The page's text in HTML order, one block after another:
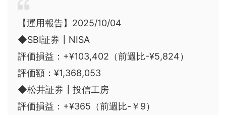
【運用報告】2025/10/04
◆SBI証券┃NISA
評価損益：+¥103,402（前週比-¥5,824）
評価額：¥1,368,053
◆松井証券┃投信工房
評価損益：+¥365（前週比-￥9）